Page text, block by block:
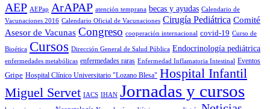
AEP AEPap ArAPAP atención temprana becas y ayudas Calendario de
Vacunaciones 2016 Calendario Oficial de Vacunaciones Cirugía Pediátrica Comité
Asesor de Vacunas Congreso cooperación internacional covid-19 Curso de
Bioética Cursos Dirección General de Salud Pública Endocrinología pediátrica
enfermedades metabólicas enfermedades raras Enfermedad Inflamatoria Intestinal Eventos
Gripe Hospital Clínico Universitario "Lozano Blesa" Hospital Infantil
Miguel Servet IACS IHAN Jornadas y cursos